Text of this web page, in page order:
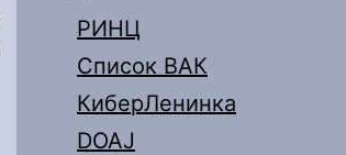
РИНЦ
Список ВАК
КиберЛенинка
DOAJ